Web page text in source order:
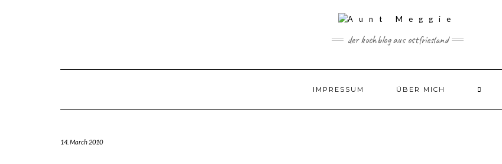
der kochblog aus ostfriesland
IMPRESSUM ÜBER MICH
14. March 2010